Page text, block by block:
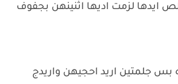
ايدها لزمت اديها اثنينهن بجفوف
بس جلمتين اريد احجيهن واريدج